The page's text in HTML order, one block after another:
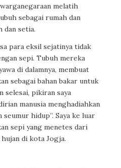
melatih
sebagai rumah dan
dan setia.
para eksil sejatinya tidak
sepi. Tubuh mereka
di dalamnya, membuat
sebagai bahan bakar untuk
selesai, pikiran saya
manusia menghadiahkan
seumur hidup”. Saya ke luar
sepi yang menetes dari
hujan di kota Jogja.